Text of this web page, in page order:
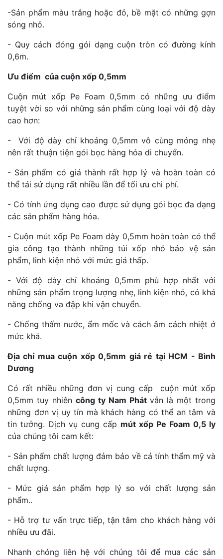
-Sản phẩm màu trắng hoặc đỏ, bề mặt có những gợn
sóng nhỏ.
- Quy cách đóng gói dạng cuộn tròn có đường kính
0,6m.
Ưu điểm của cuộn xốp 0,5mm
Cuộn mút xốp Pe Foam 0,5mm có những ưu điểm
tuyệt vời so với những sản phẩm cùng loại với độ dày
cao hơn:
- Với độ dày chỉ khoảng 0,5mm vô cùng mỏng nhẹ
nên rất thuận tiện gói bọc hàng hóa di chuyển.
- Sản phẩm có giá thành rất hợp lý và hoàn toàn có
thể tái sử dụng rất nhiều lần để tối ưu chi phí.
- Có tính ứng dụng cao được sử dụng gói bọc đa dạng
các sản phẩm hàng hóa.
- Cuộn mút xốp Pe Foam dày 0,5mm hoàn toàn có thể
gia công tạo thành những túi xốp nhỏ bảo vệ sản
phẩm, linh kiện nhỏ với mức giá thấp.
- Với độ dày chỉ khoảng 0,5mm phù hợp nhất với
những sản phẩm trọng lượng nhẹ, linh kiện nhỏ, có khả
năng chống va đập khi vận chuyển.
- Chống thấm nước, ẩm mốc và cách âm cách nhiệt ở
mức khá.
Địa chỉ mua cuộn xốp 0,5mm giá rẻ tại HCM - Bình
Dương
Có rất nhiều những đơn vị cung cấp cuộn mút xốp
0,5mm tuy nhiên công ty Nam Phát vẫn là một trong
những đơn vị uy tín mà khách hàng có thể an tâm và
tin tưởng. Dịch vụ cung cấp mút xốp Pe Foam 0,5 ly
của chúng tôi cam kết:
- Sản phẩm chất lượng đảm bảo về cả tính thẩm mỹ và
chất lượng.
- Mức giá sản phẩm hợp lý so với chất lượng sản
phẩm..
- Hỗ trợ tư vấn trực tiếp, tận tâm cho khách hàng với
nhiều ưu đãi.
Nhanh chóng liên hệ với chúng tôi để mua các sản